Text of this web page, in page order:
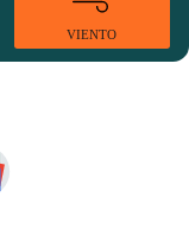
VIENTO